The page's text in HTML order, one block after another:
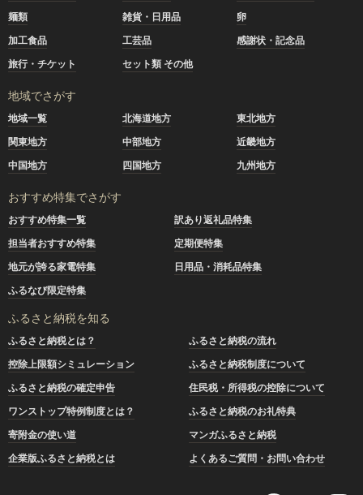
麺類
雑貨・日用品
卵
加工食品
工芸品
感謝状・記念品
旅行・チケット
セット類 その他
地域でさがす
地域一覧 北海道地方
東北地方
関東地方
中部地方
近畿地方
中国地方
四国地方 九州地方
おすすめ特集でさがす
おすすめ特集一覧
訳あり返礼品特集
担当者おすすめ特集
定期便特集
地元が誇る家電特集
日用品・消耗品特集
ふるなび限定特集
ふるさと納税を知る
ふるさと納税とは？
ふるさと納税の流れ
控除上限額シミュレーション
ふるさと納税制度について
ふるさと納税の確定申告
住民税・所得税の控除について
ワンストップ特例制度とは？
ふるさと納税のお礼特典
寄附金の使い道
マンガふるさと納税
企業版ふるさと納税とは
よくあるご質問・お問い合わせ